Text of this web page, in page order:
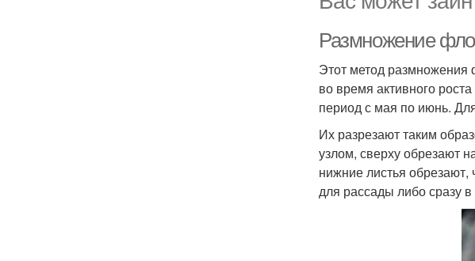
Размножение
Этот метод
во время активного
период с мая по июнь.
Их разрезают таким
узлом, сверху обрезают
нижние листья обрезают,
для рассады либо сразу